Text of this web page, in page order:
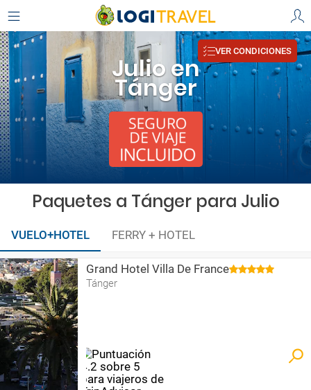
Julio en
Tánger
VER CONDICIONES
Paquetes a Tánger para Julio
VUELO+HOTEL FERRY + HOTEL
Grand Hotel Villa De France
Tánger